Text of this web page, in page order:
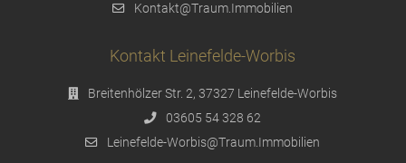
Kontakt@Traum.Immobilien
Kontakt Leinefelde-Worbis
Breitenhölzer Str. 2, 37327 Leinefelde-Worbis
03605 54 328 62
Leinefelde-Worbis@Traum.Immobilien